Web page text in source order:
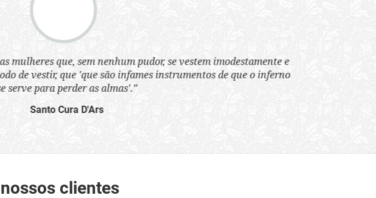
pudor, se vestem imodestamente e
são infames instrumentos de que o inferno
almas'.”
clientes